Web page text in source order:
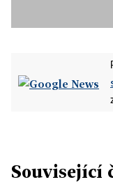
Související